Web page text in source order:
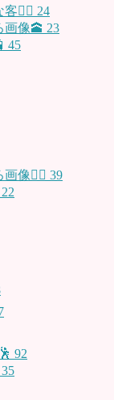
🤦‍♀️ 24
画像🕋 23
45
像🙅‍♀️ 39
22
92
35